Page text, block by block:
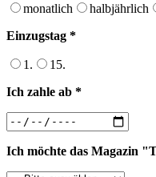
monatlich halbjährlich
Einzugstag *
1.
15.
Ich zahle ab *
Ich möchte das Magazin